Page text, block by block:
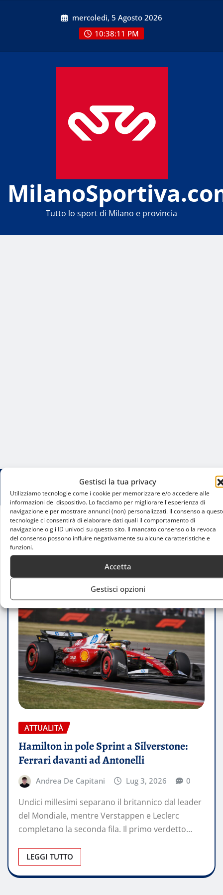
Gestisci la tua privacy
Utilizziamo tecnologie come i cookie per memorizzare e/o accedere alle
informazioni del dispositivo. Lo facciamo per migliorare l'esperienza di
navigazione e per mostrare annunci (non) personalizzati. Il consenso a
tecnologie ci consentirà di elaborare dati quali il comportamento di
navigazione o gli ID univoci su questo sito. Il mancato consenso o la revoca
del consenso possono influire negativamente su alcune caratteristiche e
funzioni.
Accetta
Gestisci opzioni
mercoledì, 5 Agosto 2026
10:38:11 PM
Tutto lo sport di Milano e provincia
Home
Hamilton in pole Sprint a Silverstone: Ferrari
davanti ad Antonelli
ATTUALITÀ
Hamilton in pole Sprint a Silverstone:
Ferrari davanti ad Antonelli
Andrea De Capitani Lug 3, 2026 0
Undici millesimi separano il britannico dal leader
del Mondiale, mentre Verstappen e Leclerc
completano la seconda fila. Il primo verdetto…
LEGGI TUTTO